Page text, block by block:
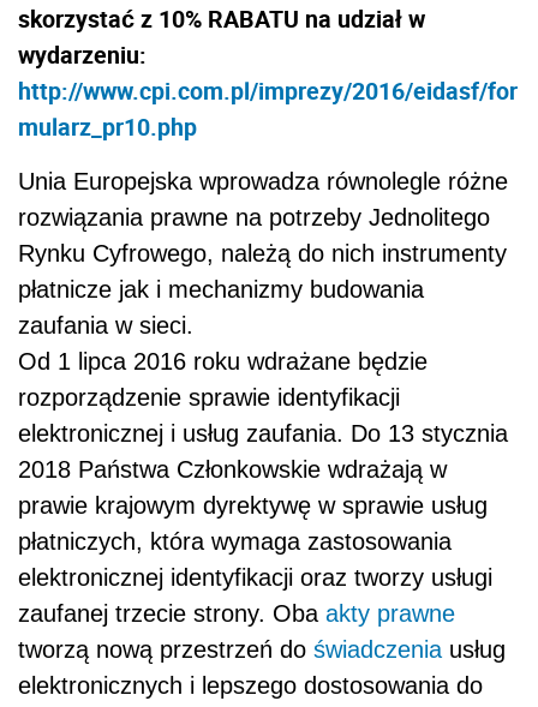
skorzystać z 10% RABATU na udział w
wydarzeniu:
http://www.cpi.com.pl/imprezy/2016/eidasf/for
mularz_pr10.php
Unia Europejska wprowadza równolegle różne
rozwiązania prawne na potrzeby Jednolitego
Rynku Cyfrowego, należą do nich instrumenty
płatnicze jak i mechanizmy budowania
zaufania w sieci.
Od 1 lipca 2016 roku wdrażane będzie
rozporządzenie sprawie identyfikacji
elektronicznej i usług zaufania. Do 13 stycznia
2018 Państwa Członkowskie wdrażają w
prawie krajowym dyrektywę w sprawie usług
płatniczych, która wymaga zastosowania
elektronicznej identyfikacji oraz tworzy usługi
zaufanej trzecie strony. Oba akty prawne
tworzą nową przestrzeń do świadczenia usług
elektronicznych i lepszego dostosowania do